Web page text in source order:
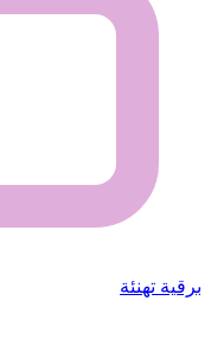
برقية تهنئة